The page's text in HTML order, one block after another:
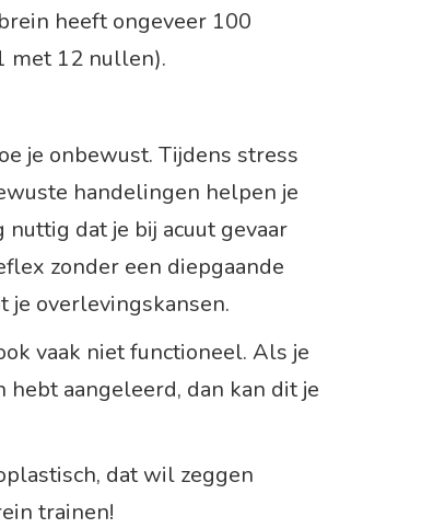
heeft ongeveer 100
met 12 nullen).
je onbewust. Tijdens stress
handelingen helpen je
dat je bij acuut gevaar
zonder een diepgaande
je overlevingskansen.
vaak niet functioneel. Als je
hebt aangeleerd, dan kan dit je
dat wil zeggen
trainen!